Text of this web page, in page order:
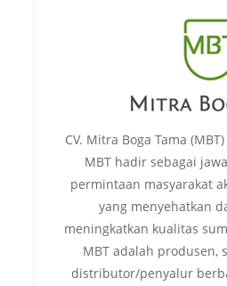
CV. Mitra Boga Tama
MBT hadir sebagai
permintaan masyarakat
yang menyehatkan
meningkatkan kualitas
MBT adalah produsen,
distributor/penyalur